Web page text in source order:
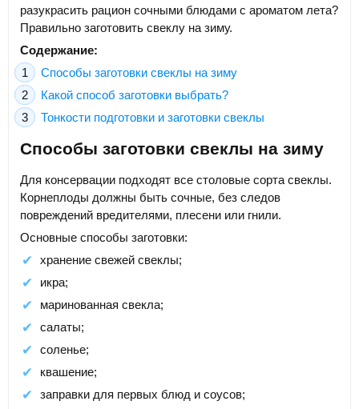
разукрасить рацион сочными блюдами с ароматом лета?
Правильно заготовить свеклу на зиму.
Содержание:
Способы заготовки свеклы на зиму
Какой способ заготовки выбрать?
Тонкости подготовки и заготовки свеклы
Способы заготовки свеклы на зиму
Для консервации подходят все столовые сорта свеклы.
Корнеплоды должны быть сочные, без следов
повреждений вредителями, плесени или гнили.
Основные способы заготовки:
хранение свежей свеклы;
икра;
маринованная свекла;
салаты;
соленье;
квашение;
заправки для первых блюд и соусов;